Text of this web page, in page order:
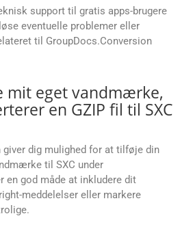
support til gratis apps-brugere
eventuelle problemer eller
til GroupDocs.Conversion
mit eget vandmærke,
en GZIP fil til SXC
giver dig mulighed for at tilføje din
til SXC under
en god måde at inkludere dit
meddelelser eller markere